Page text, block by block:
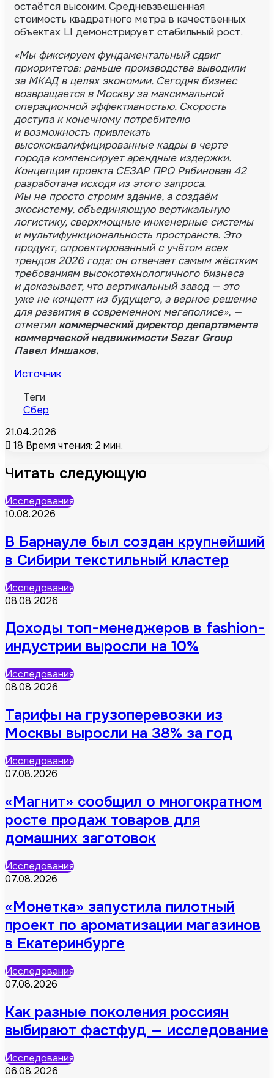
остаётся высоким. Средневзвешенная
стоимость квадратного метра в качественных
объектах LI демонстрирует стабильный рост.
«Мы фиксируем фундаментальный сдвиг
приоритетов: раньше производства выводили
за МКАД в целях экономии. Сегодня бизнес
возвращается в Москву за максимальной
операционной эффективностью. Скорость
доступа к конечному потребителю
и возможность привлекать
высококвалифицированные кадры в черте
города компенсирует арендные издержки.
Концепция проекта СЕЗАР ПРО Рябиновая 42
разработана исходя из этого запроса.
Мы не просто строим здание, а создаём
экосистему, объединяющую вертикальную
логистику, сверхмощные инженерные системы
и мультифункциональность пространств. Это
продукт, спроектированный с учётом всех
трендов 2026 года: он отвечает самым жёстким
требованиям высокотехнологичного бизнеса
и доказывает, что вертикальный завод — это
уже не концепт из будущего, а верное решение
для развития в современном мегаполисе», —
отметил коммерческий директор департамента
коммерческой недвижимости Sezar Group
Павел Иншаков.
Источник
Теги
Сбер
21.04.2026
18 Время чтения: 2 мин.
Читать следующую
Исследования
10.08.2026
В Барнауле был создан крупнейший
в Сибири текстильный кластер
Исследования
08.08.2026
Доходы топ-менеджеров в fashion-
индустрии выросли на 10%
Исследования
08.08.2026
Тарифы на грузоперевозки из
Москвы выросли на 38% за год
Исследования
07.08.2026
«Магнит» сообщил о многократном
росте продаж товаров для
домашних заготовок
Исследования
07.08.2026
«Монетка» запустила пилотный
проект по ароматизации магазинов
в Екатеринбурге
Исследования
07.08.2026
Как разные поколения россиян
выбирают фастфуд — исследование
Исследования
06.08.2026